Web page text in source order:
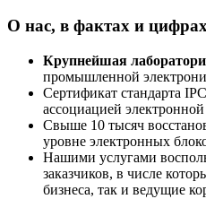
О нас, в фактах и
Крупнейшая
промышленной
Сертификат стандарта
ассоциацией
Свыше 10 тысяч
уровне электронных
Нашими услугами
заказчиков, в числе
бизнеса, так и ведущие